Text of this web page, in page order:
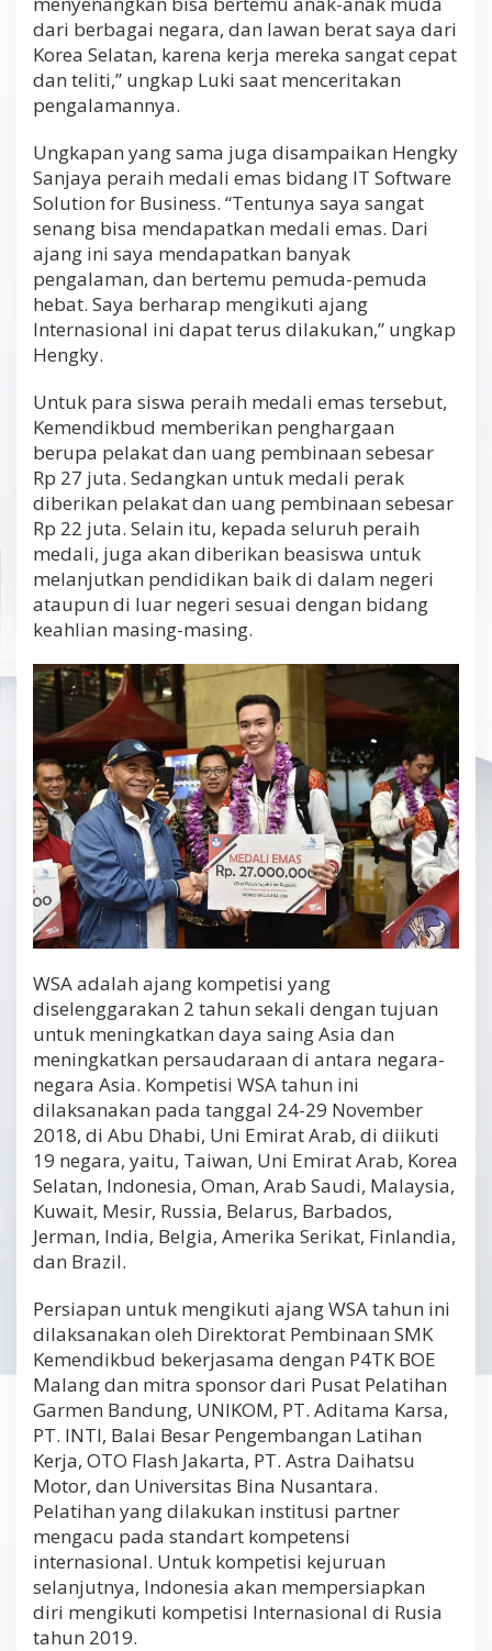
dari berbagai negara, dan lawan berat saya dari
Korea Selatan, karena kerja mereka sangat cepat
dan teliti,” ungkap Luki saat menceritakan
pengalamannya.
Ungkapan yang sama juga disampaikan Hengky
Sanjaya peraih medali emas bidang IT Software
Solution for Business. “Tentunya saya sangat
senang bisa mendapatkan medali emas. Dari
ajang ini saya mendapatkan banyak
pengalaman, dan bertemu pemuda-pemuda
hebat. Saya berharap mengikuti ajang
Internasional ini dapat terus dilakukan,” ungkap
Hengky.
Untuk para siswa peraih medali emas tersebut,
Kemendikbud memberikan penghargaan
berupa pelakat dan uang pembinaan sebesar
Rp 27 juta. Sedangkan untuk medali perak
diberikan pelakat dan uang pembinaan sebesar
Rp 22 juta. Selain itu, kepada seluruh peraih
medali, juga akan diberikan beasiswa untuk
melanjutkan pendidikan baik di dalam negeri
ataupun di luar negeri sesuai dengan bidang
keahlian masing-masing.
WSA adalah ajang kompetisi yang
diselenggarakan 2 tahun sekali dengan tujuan
untuk meningkatkan daya saing Asia dan
meningkatkan persaudaraan di antara negara-
negara Asia. Kompetisi WSA tahun ini
dilaksanakan pada tanggal 24-29 November
2018, di Abu Dhabi, Uni Emirat Arab, di diikuti
19 negara, yaitu, Taiwan, Uni Emirat Arab, Korea
Selatan, Indonesia, Oman, Arab Saudi, Malaysia,
Kuwait, Mesir, Russia, Belarus, Barbados,
Jerman, India, Belgia, Amerika Serikat, Finlandia,
dan Brazil.
Persiapan untuk mengikuti ajang WSA tahun ini
dilaksanakan oleh Direktorat Pembinaan SMK
Kemendikbud bekerjasama dengan P4TK BOE
Malang dan mitra sponsor dari Pusat Pelatihan
Garmen Bandung, UNIKOM, PT. Aditama Karsa,
PT. INTI, Balai Besar Pengembangan Latihan
Kerja, OTO Flash Jakarta, PT. Astra Daihatsu
Motor, dan Universitas Bina Nusantara.
Pelatihan yang dilakukan institusi partner
mengacu pada standart kompetensi
internasional. Untuk kompetisi kejuruan
selanjutnya, Indonesia akan mempersiapkan
diri mengikuti kompetisi Internasional di Rusia
tahun 2019.